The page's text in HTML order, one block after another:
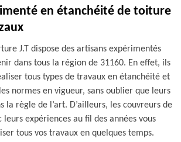
en étanchéité de toiture
J.T dispose des artisans expérimentés
dans tous la région de 31160. En effet, ils
tous types de travaux en étanchéité et
normes en vigueur, sans oublier que leurs
la règle de l’art. D’ailleurs, les couvreurs de
leurs expériences au fil des années vous
tous vos travaux en quelques temps.